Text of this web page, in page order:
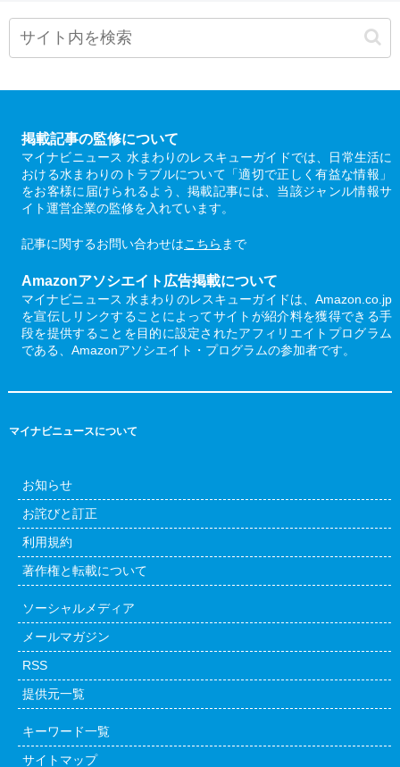
掲載記事の監修について
マイナビニュース 水まわりのレスキューガイドでは、日常生活に
おける水まわりのトラブルについて「適切で正しく有益な情報」
をお客様に届けられるよう、掲載記事には、当該ジャンル情報サ
イト運営企業の監修を入れています。
記事に関するお問い合わせはこちら まで
Amazonアソシエイト広告掲載について
マイナビニュース 水まわりのレスキューガイドは、Amazon.co.jp
を宣伝しリンクすることによってサイトが紹介料を獲得できる手
段を提供することを目的に設定されたアフィリエイトプログラム
である、Amazonアソシエイト・プログラムの参加者です。
マイナビニュースについて
お知らせ
お詫びと訂正
利用規約
著作権と転載について
ソーシャルメディア
メールマガジン
RSS
提供元一覧
キーワード一覧
サイトマップ